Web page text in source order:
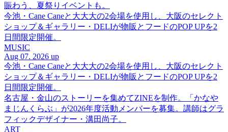
賑わう、夏祭りイベントも。
今池・Cane Caneと大大大の2会場を使用し、大阪のセレクト
ショップ＆ギャラリー・DELIが物販とフードのPOP UPを2
日間限定開催。
MUSIC
Aug 07. 2026 up
今池・Cane Caneと大大大の2会場を使用し、大阪のセレクト
ショップ＆ギャラリー・DELIが物販とフードのPOP UPを2
日間限定開催。
名古屋・金山のストーリーを集めてZINEを制作。「かなや
まじんくらぶ」が2026年度活動メンバーを募集。講師はグラ
フィックデザイナー・溝田尚子。
ART